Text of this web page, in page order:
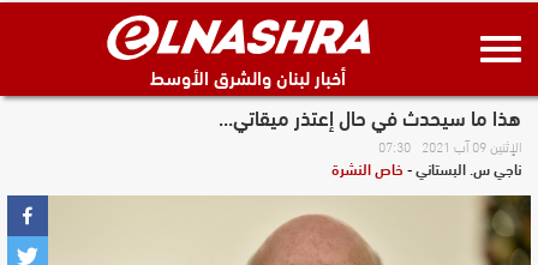
أخبار لبنان والشرق الأوسط
هذا ما سيحدث في حال إعتذر ميقاتي...
الإثنين 09 آب 2021 07:30
ناجي س. البستاني- خاص النشرة